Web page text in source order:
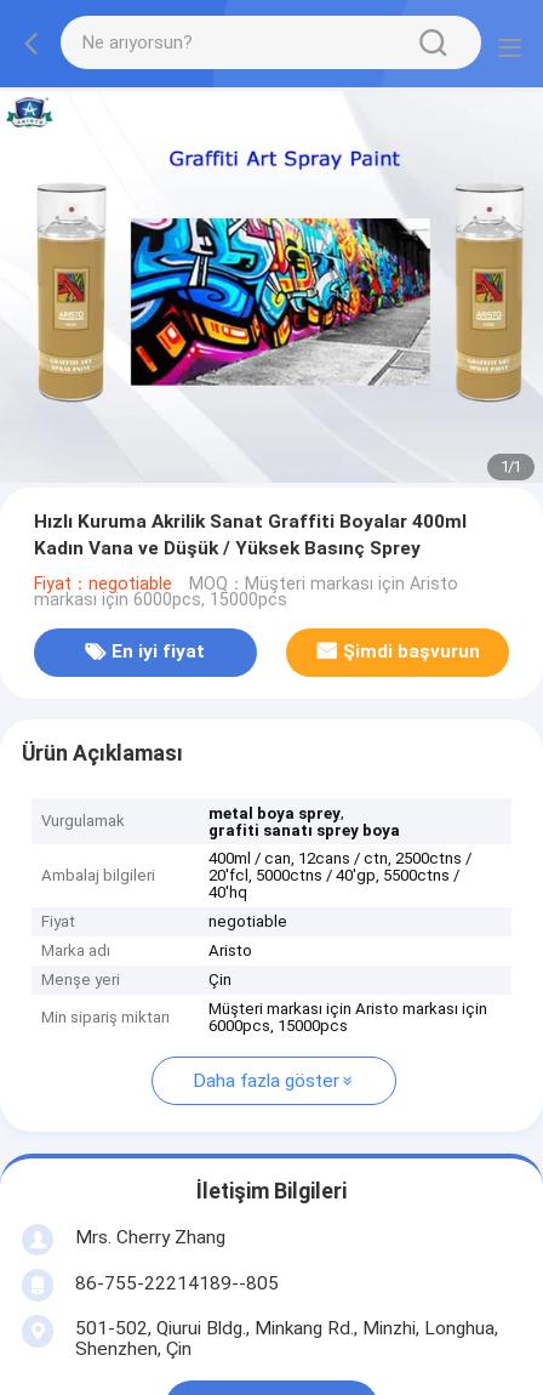
1/1
Hızlı Kuruma Akrilik Sanat Graffiti Boyalar 400ml
Kadın Vana ve Düşük / Yüksek Basınç Sprey
Fiyat：negotiable MOQ：Müşteri markası için Aristo
markası için 6000pcs, 15000pcs
En iyi fiyat Şimdi başvurun
Ürün Açıklaması
Vurgulamak metal boya sprey,
grafiti sanatı sprey boya
Ambalaj bilgileri
400ml / can, 12cans / ctn, 2500ctns /
20'fcl, 5000ctns / 40'gp, 5500ctns /
40'hq
Fiyat
negotiable
Marka adı
Aristo
Menşe yeri
Çin
Min sipariş miktarı
Müşteri markası için Aristo markası için
6000pcs, 15000pcs
Daha fazla göster
İletişim Bilgileri
Mrs. Cherry Zhang
86-755-22214189--805
501-502, Qiurui Bldg., Minkang Rd., Minzhi, Longhua,
Shenzhen, Çin